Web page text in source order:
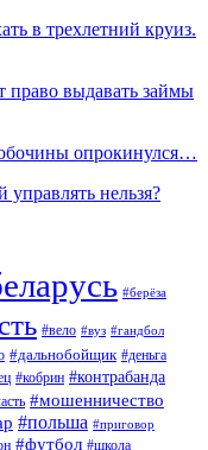
в трехлетний круиз.
право выдавать займы
опрокинулся…
нельзя?
#берёза
#вело #вуз #гандбол
#дальнобойщик #деньга
#кобрин #контрабанда
#мошенничество
#польша #приговор
#футбол #школа